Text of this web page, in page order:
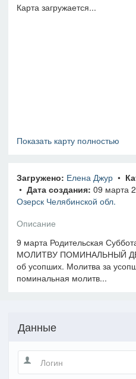
Карта загружается...
Показать карту полностью
Загружено: Елена Джур •
• Дата создания: 09 марта
Озерск Челябинской обл.
Описание
9 марта Родительская
МОЛИТВУ ПОМИНАЛЬНЫЙ
об усопших. Молитва за
поминальная молитв...
Данные